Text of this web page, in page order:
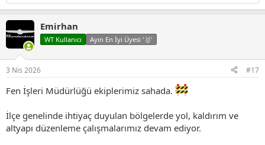
Emirhan
WT Kullanıcı Ayın En İyi Üyesi '🥇'
3 Nis 2026 #17
Fen İşleri Müdürlüğü ekiplerimiz sahada.
İlçe genelinde ihtiyaç duyulan bölgelerde yol, kaldırım ve
altyapı düzenleme çalışmalarımız devam ediyor.